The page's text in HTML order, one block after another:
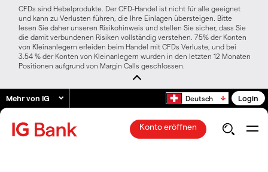
CFDs sind Hebelprodukte. Der CFD-Handel ist nicht für alle geeignet
und kann zu Verlusten führen, die Ihre Einlagen übersteigen. Bitte
lesen Sie daher unseren Risikohinweis und stellen Sie sicher, dass Sie
die damit verbundenen Risiken vollständig verstehen. 75% der Konten
von Kleinanlegern erleiden beim Handel mit CFDs Verluste, und bei
3.54 % der Konten von Kleinanlegern wurden in den letzten 12 Monaten
Positionen aufgrund von Margin Calls geschlossen.
Mehr von IG Deutsch Login
Konto eröffnen